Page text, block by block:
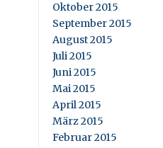
Oktober 2015
September 2015
August 2015
Juli 2015
Juni 2015
Mai 2015
April 2015
März 2015
Februar 2015